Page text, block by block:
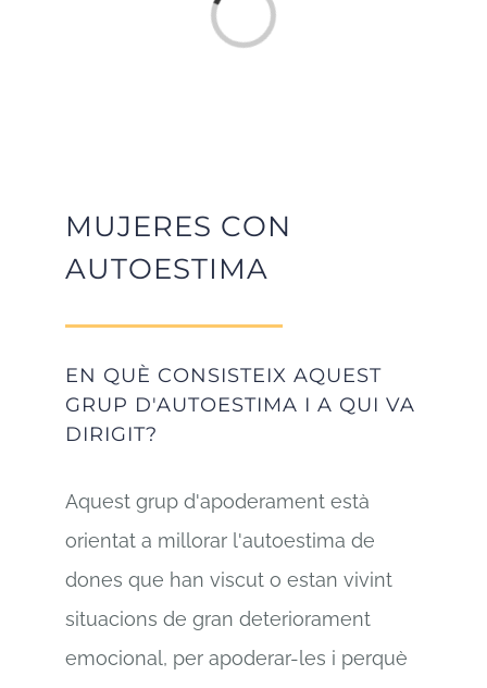
Loading...
MUJERES CON
AUTOESTIMA
EN QUÈ CONSISTEIX AQUEST
GRUP D'AUTOESTIMA I A QUI VA
DIRIGIT?
Aquest grup d'apoderament està
orientat a millorar l'autoestima de
dones que han viscut o estan vivint
situacions de gran deteriorament
emocional, per apoderar-les i perquè